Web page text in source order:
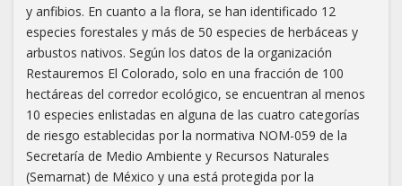
y anfibios. En cuanto a la flora, se han identificado 12
especies forestales y más de 50 especies de herbáceas y
arbustos nativos. Según los datos de la organización
Restauremos El Colorado, solo en una fracción de 100
hectáreas del corredor ecológico, se encuentran al menos
10 especies enlistadas en alguna de las cuatro categorías
de riesgo establecidas por la normativa NOM-059 de la
Secretaría de Medio Ambiente y Recursos Naturales
(Semarnat) de México y una está protegida por la